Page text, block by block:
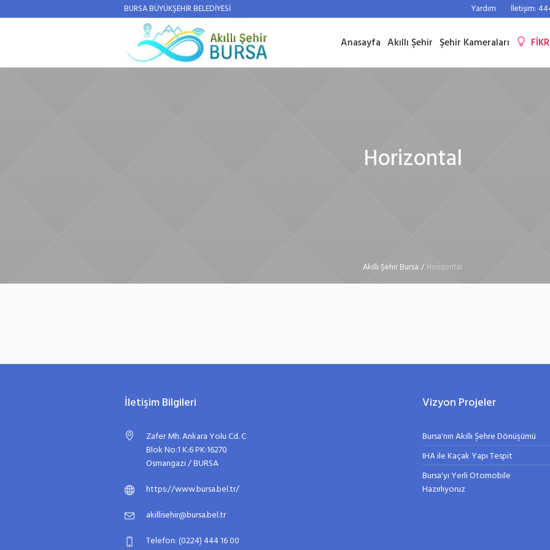
Yardım İletişim:
BURSA BÜYÜKŞEHİR BELEDİYESİ
Anasayfa Akıllı Şehir Şehir Kameraları
Horizontal
Akıllı Şehir Bursa /Horizontal
İletişim Bilgileri
Zafer Mh. Ankara Yolu Cd. C
Blok No:1 K:6 PK:16270
Osmangazi / BURSA
https://www.bursa.bel.tr/
akillisehir@bursa.bel.tr
Telefon: (0224) 444 16 00
Vizyon Projeler
Bursa'nın Akıllı Şehre Dönüşümü
IHA ile Kaçak Yapı Tespit
Bursa'yı Yerli Otomobile
Hazırlıyoruz